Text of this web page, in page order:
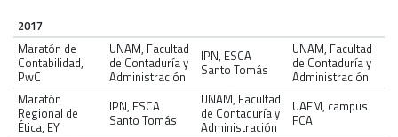
2017
Maratón de
Contabilidad,
PwC
UNAM, Facultad
de Contaduría y
Administración
IPN, ESCA
Santo Tomás
UNAM, Facultad
de Contaduría y
Administración
Maratón
Regional de
Ética, EY
IPN, ESCA
Santo Tomás
UNAM, Facultad
de Contaduría y
Administración
UAEM, campus
FCA